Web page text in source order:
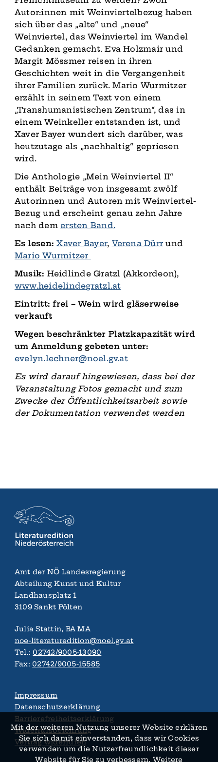
Autor:innen mit Weinviertelbezug haben
sich über das „alte“ und „neue“
Weinviertel, das Weinviertel im Wandel
Gedanken gemacht. Eva Holzmair und
Margit Mössmer reisen in ihren
Geschichten weit in die Vergangenheit
ihrer Familien zurück. Mario Wurmitzer
erzählt in seinem Text von einem
„Transhumanistischen Zentrum“, das in
einem Weinkeller entstanden ist, und
Xaver Bayer wundert sich darüber, was
heutzutage als „nachhaltig“ gepriesen
wird.
Die Anthologie „Mein Weinviertel II“
enthält Beiträge von insgesamt zwölf
Autorinnen und Autoren mit Weinviertel-
Bezug und erscheint genau zehn Jahre
nach dem ersten Band.
Es lesen:Xaver Bayer, Verena Dürr und
Mario Wurmitzer
Musik: Heidlinde Gratzl (Akkordeon),
www.heidelindegratzl.at
Eintritt: frei –Wein wird gläserweise
verkauft
Wegen beschränkter Platzkapazität wird
um Anmeldung gebeten unter:
evelyn.lechner@noel.gv.at
Es wird darauf hingewiesen, dass bei der
Veranstaltung Fotos gemacht und zum
Zwecke der Öffentlichkeitsarbeit sowie
der Dokumentation verwendet werden
Amt der NÖ Landes­regierung
Abteilung Kunst und Kultur
Landhaus­platz 1
3109 Sankt Pölten
Julia Stattin, BA MA
noe-literaturedition@noel.gv.at
Tel.:02742/9005-13090
Fax:02742/9005-15585
Impressum
Datenschutzerklärung
Barrierefreiheitserklärung
Widerrufsbelehrung
Vertrag widerrufen
Mit der weiteren Nutzung unserer Website erklären
Sie sich damit ein­verstanden, dass wir Cookies
verwenden um die Nutzer­­freundlichkeit dieser
Website für Sie zu verbessern. Weitere